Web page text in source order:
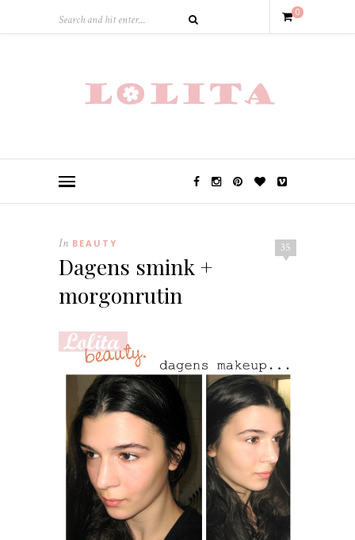
0
35
In BEAUTY
Dagens smink +
morgonrutin